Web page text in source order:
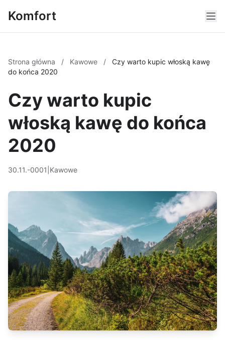
Komfort
Strona główna / Kawowe /
Czy warto kupic włoską kawę
do końca 2020
Czy warto kupic
włoską kawę do końca
2020
30.11.-0001 Kawowe